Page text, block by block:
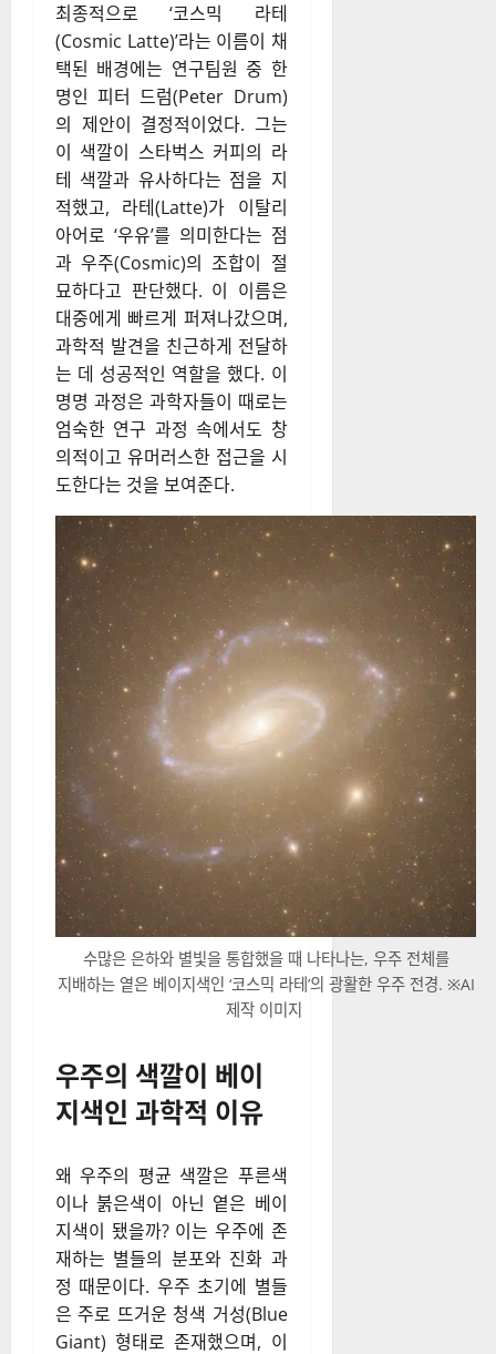
최종적으로 ‘코스믹 라테
(Cosmic Latte)’라는 이름이 채
택된 배경에는 연구팀원 중 한
명인 피터 드럼(Peter Drum)
의 제안이 결정적이었다. 그는
이 색깔이 스타벅스 커피의 라
테 색깔과 유사하다는 점을 지
적했고, 라테(Latte)가 이탈리
아어로 ‘우유’를 의미한다는 점
과 우주(Cosmic)의 조합이 절
묘하다고 판단했다. 이 이름은
대중에게 빠르게 퍼져나갔으며,
과학적 발견을 친근하게 전달하
는 데 성공적인 역할을 했다. 이
명명 과정은 과학자들이 때로는
엄숙한 연구 과정 속에서도 창
의적이고 유머러스한 접근을 시
도한다는 것을 보여준다.
수많은 은하와 별빛을 통합했을 때 나타나는, 우주 전체를
지배하는 옅은 베이지색인 ‘코스믹 라테’의 광활한 우주 전경. ※AI
제작 이미지
우주의 색깔이 베이
지색인 과학적 이유
왜 우주의 평균 색깔은 푸른색
이나 붉은색이 아닌 옅은 베이
지색이 됐을까? 이는 우주에 존
재하는 별들의 분포와 진화 과
정 때문이다. 우주 초기에 별들
은 주로 뜨거운 청색 거성(Blue
Giant) 형태로 존재했으며, 이